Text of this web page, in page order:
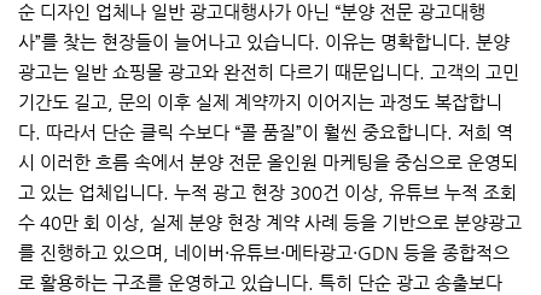
순 디자인 업체나 일반 광고대행사가 아닌 “분양 전문 광고대행
사”를 찾는 현장들이 늘어나고 있습니다. 이유는 명확합니다. 분양
광고는 일반 쇼핑몰 광고와 완전히 다르기 때문입니다. 고객의 고민
기간도 길고, 문의 이후 실제 계약까지 이어지는 과정도 복잡합니
다. 따라서 단순 클릭 수보다 “콜 품질”이 훨씬 중요합니다. 저희 역
시 이러한 흐름 속에서 분양 전문 올인원 마케팅을 중심으로 운영되
고 있는 업체입니다. 누적 광고 현장 300건 이상, 유튜브 누적 조회
수 40만 회 이상, 실제 분양 현장 계약 사례 등을 기반으로 분양광고
를 진행하고 있으며, 네이버·유튜브·메타광고·GDN 등을 종합적으
로 활용하는 구조를 운영하고 있습니다. 특히 단순 광고 송출보다